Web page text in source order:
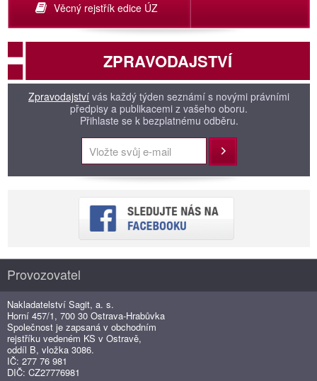
Věcný rejstřík edice ÚZ
ZPRAVODAJSTVÍ
Zpravodajství vás každý týden seznámí s novými právními
předpisy a publikacemi z vašeho oboru.
Přihlaste se k bezplatnému odběru.
Přihlásit
Provozovatel
Nakladatelství Sagit, a. s.
Horní 457/1, 700 30 Ostrava-Hrabůvka
Společnost je zapsaná v obchodním
rejstříku vedeném KS v Ostravě,
oddíl B, vložka 3086.
IČ: 277 76 981
DIČ: CZ27776981